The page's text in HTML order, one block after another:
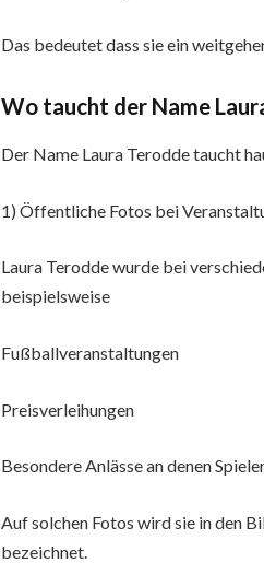
Das bedeutet dass sie ein
Wo taucht der Name
Der Name Laura Terodde taucht
1) Öffentliche Fotos bei
Laura Terodde wurde bei
beispielsweise
Fußballveranstaltungen
Preisverleihungen
Besondere Anlässe an denen
Auf solchen Fotos wird sie in den
bezeichnet.